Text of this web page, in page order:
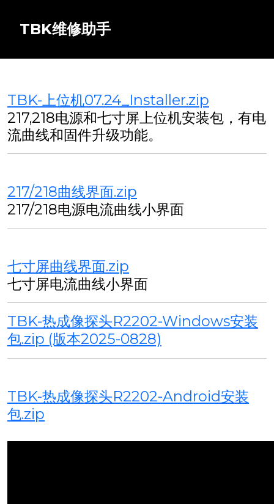
TBK维修助手
TBK-上位机07.24_Installer.zip
217,218电源和七寸屏上位机安装包，有电
流曲线和固件升级功能。
217/218曲线界面.zip
217/218电源电流曲线小界面
七寸屏曲线界面.zip
七寸屏电流曲线小界面
TBK-热成像探头R2202-Windows安装
包.zip (版本2025-0828)
TBK-热成像探头R2202-Android安装
包.zip